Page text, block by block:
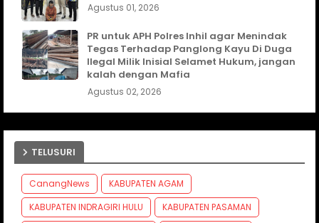
Agustus 01, 2026
PR untuk APH Polres Inhil agar Menindak
Tegas Terhadap Panglong Kayu Di Duga
Ilegal Milik Inisial Selamet Hukum, jangan
kalah dengan Mafia
Agustus 02, 2026
TELUSURI
CanangNews
KABUPATEN AGAM
KABUPATEN INDRAGIRI HULU
KABUPATEN PASAMAN